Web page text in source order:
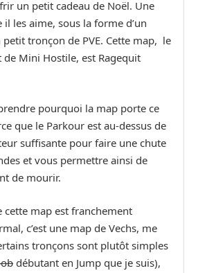
un petit cadeau de Noël. Une
il les aime, sous la forme d’un
petit tronçon de PVE. Cette map, le
Mini Hostile, est Ragequit
pourquoi la map porte ce
que le Parkour est au-dessus de
suffisante pour faire une chute
et vous permettre ainsi de
de mourir.
cette map est franchement
c’est une map de Vechs, me
tronçons sont plutôt simples
débutant en Jump que je suis),